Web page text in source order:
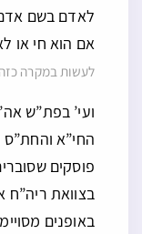
לאדם בשם
אם הוא חי או
לעשות במקרה
ועי’ בפת”ש
החי”א
פוסקים
בצוואת ריה”ח
באופנים